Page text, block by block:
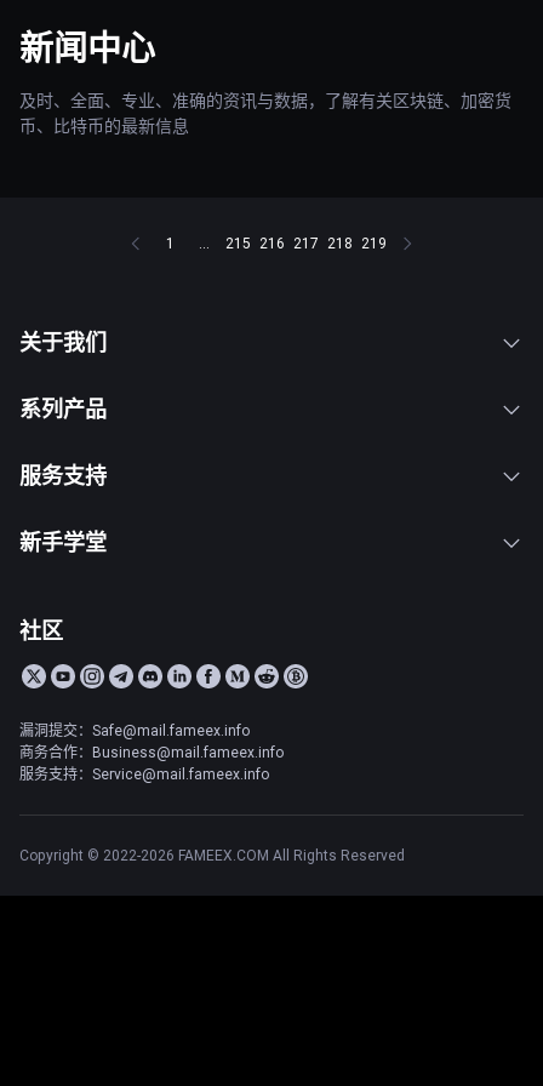
新闻中心
及时、全面、专业、准确的资讯与数据，了解有关区块链、加密货
币、比特币的最新信息
1 ... 215 216 217 218 219
关于我们
系列产品
服务支持
新手学堂
社区
漏洞提交：Safe@mail.fameex.info
商务合作：Business@mail.fameex.info
服务支持：Service@mail.fameex.info
Copyright © 2022-2026 FAMEEX.COM All Rights Reserved